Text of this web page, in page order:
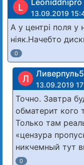
L
13.09.2019
А у центрі поля
ніяк.Начебто
0
Л
13.09.2019
Точно. Завтра
обматерит кого
Только там
«цензура
никчемный тут
0